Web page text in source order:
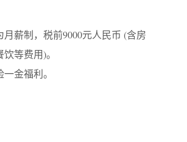
月薪制，税前9000元人民币 (含房
等费用)。
金福利。